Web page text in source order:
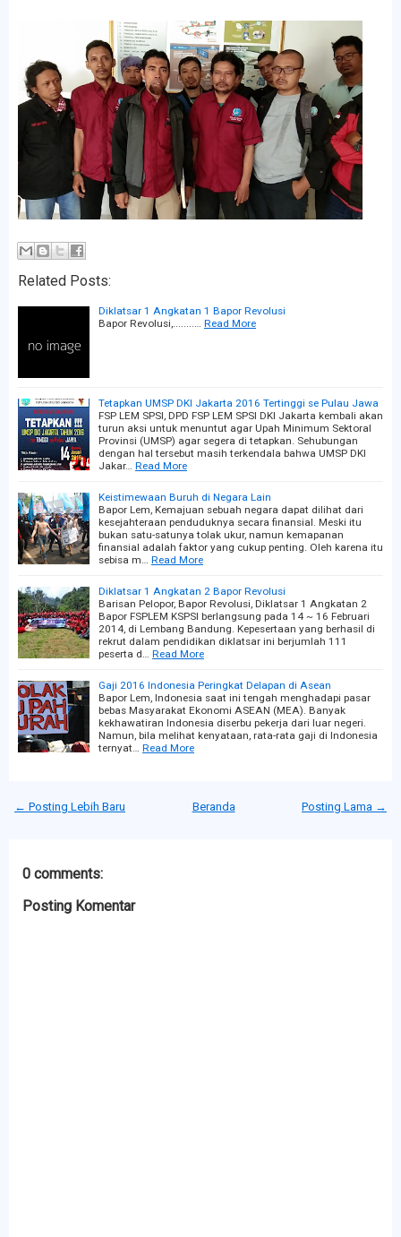
Related Posts:
Diklatsar 1 Angkatan 1 Bapor Revolusi
Bapor Revolusi,........… Read More
Tetapkan UMSP DKI Jakarta 2016 Tertinggi se Pulau Jawa
FSP LEM SPSI, DPD FSP LEM SPSI DKI Jakarta kembali akan
turun aksi untuk menuntut agar Upah Minimum Sektoral
Provinsi (UMSP) agar segera di tetapkan. Sehubungan
dengan hal tersebut masih terkendala bahwa UMSP DKI
Jakar… Read More
Keistimewaan Buruh di Negara Lain
Bapor Lem, Kemajuan sebuah negara dapat dilihat dari
kesejahteraan penduduknya secara finansial. Meski itu
bukan satu-satunya tolak ukur, namun kemapanan
finansial adalah faktor yang cukup penting. Oleh karena itu
sebisa m… Read More
Diklatsar 1 Angkatan 2 Bapor Revolusi
Barisan Pelopor, Bapor Revolusi, Diklatsar 1 Angkatan 2
Bapor FSPLEM KSPSI berlangsung pada 14 ~ 16 Februari
2014, di Lembang Bandung. Kepesertaan yang berhasil di
rekrut dalam pendidikan diklatsar ini berjumlah 111
peserta d… Read More
Gaji 2016 Indonesia Peringkat Delapan di Asean
Bapor Lem, Indonesia saat ini tengah menghadapi pasar
bebas Masyarakat Ekonomi ASEAN (MEA). Banyak
kekhawatiran Indonesia diserbu pekerja dari luar negeri.
Namun, bila melihat kenyataan, rata-rata gaji di Indonesia
ternyat… Read More
← Posting Lebih Baru Posting Lama →
Beranda
0 comments:
Posting Komentar